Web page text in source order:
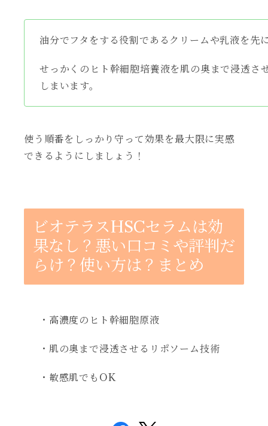
油分でフタをする役割であるクリームや乳液を先
せっかくのヒト幹細胞培養液を肌の奥まで浸透さ
しまいます。
使う順番をしっかり守って効果を最大限に実感
できるようにしましょう！
ビオテラスHSCセラムは効
果なし？悪い口コミや評判だ
らけ？使い方は？まとめ
・高濃度のヒト幹細胞原液
・肌の奥まで浸透させるリポソーム技術
・敏感肌でもOK